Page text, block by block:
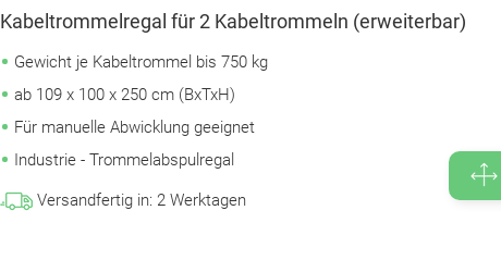
Kabeltrommelregal für 2 Kabeltrommeln (erweiterbar)
Gewicht je Kabeltrommel bis 750 kg
ab 109 x 100 x 250 cm (BxTxH)
Für manuelle Abwicklung geeignet
Industrie - Trommelabspulregal
Versandfertig in: 2 Werktagen